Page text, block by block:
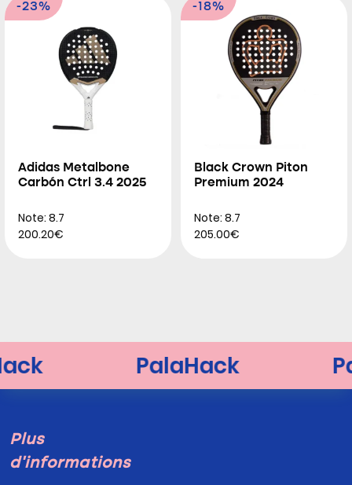
-23%
Adidas Metalbone
Carbón Ctrl 3.4 2025
Note: 8.7
200.20€
-18%
Black Crown Piton
Premium 2024
Note: 8.7
205.00€
Plus
d'informations